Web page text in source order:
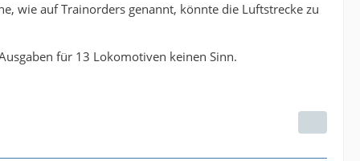
wie auf Trainorders genannt, könnte die Luftstrecke zu
für 13 Lokomotiven keinen Sinn.